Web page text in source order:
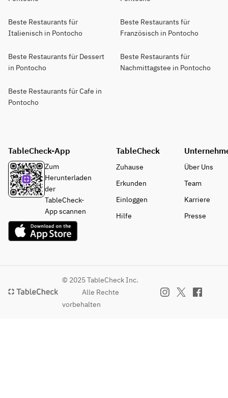
Beste Restaurants für
Italienisch in Pontocho
Beste Restaurants für
Französisch in Pontocho
Beste Restaurants für Dessert
in Pontocho
Beste Restaurants für
Nachmittagstee in Pontocho
Beste Restaurants für Cafe in
Pontocho
TableCheck-App
Zum
Herunterladen
der
TableCheck-
App scannen
TableCheck
Zuhause
Erkunden
Einloggen
Hilfe
Über Uns
Team
Karriere
Presse
© 2025 TableCheck Inc.
Alle Rechte
vorbehalten